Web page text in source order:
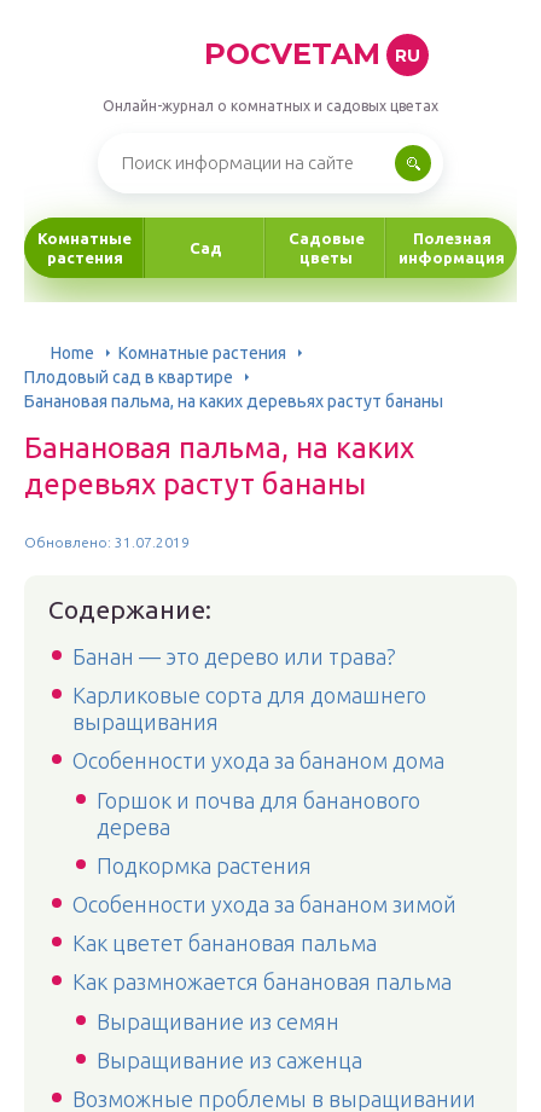
POCVETAM RU
Онлайн-журнал о комнатных и садовых цветах
Комнатные
растения
Сад
Садовые
цветы
Полезная
информация
Home
Комнатные растения
Плодовый сад в квартире
Банановая пальма, на каких деревьях растут бананы
Банановая пальма, на каких
деревьях растут бананы
Обновлено: 31.07.2019
Содержание:
Банан — это дерево или трава?
Карликовые сорта для домашнего
выращивания
Особенности ухода за бананом дома
Горшок и почва для бананового
дерева
Подкормка растения
Особенности ухода за бананом зимой
Как цветет банановая пальма
Как размножается банановая пальма
Выращивание из семян
Выращивание из саженца
Возможные проблемы в выращивании